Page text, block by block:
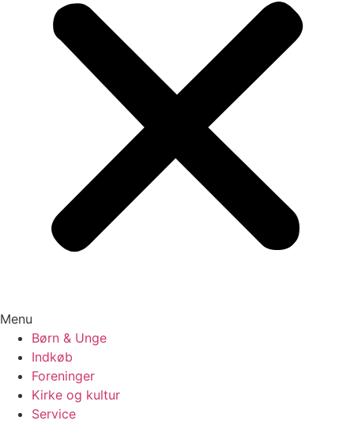
Menu
Børn & Unge
Indkøb
Foreninger
Kirke og kultur
Service